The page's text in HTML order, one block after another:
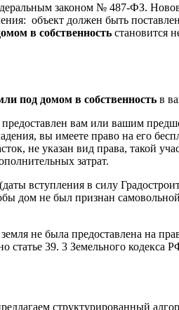
законом № 487-ФЗ.
объект должен быть
в собственность становится
под домом в собственность в
вам или вашим
вы имеете право на его
не указан вид права, такой
затрат.
вступления в силу
дом не был признан
не была предоставлена на
статье 39. 3 Земельного кодекса
структурированный